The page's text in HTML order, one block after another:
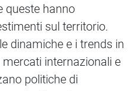
queste hanno
sul territorio.
dinamiche e i trends in
internazionali e
politiche di